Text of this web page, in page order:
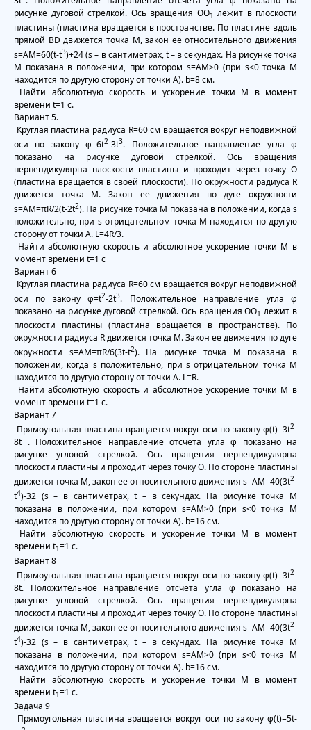
рисунке дуговой стрелкой. Ось вращения ОО1 лежит в плоскости
пластины (пластина вращается в пространстве. По пластине вдоль
прямой BD движется точка М, закон ее относительного движения
s=AM=60(t-t3)+24 (s – в сантиметрах, t – в секундах. На рисунке точка
М показана в положении, при котором s=АМ>0 (при s<0 точка М
находится по другую сторону от точки А). b=8 см.
Найти абсолютную скорость и ускорение точки М в момент
времени t=1 с.
Вариант 5.
Круглая пластина радиуса R=60 см вращается вокруг неподвижной
оси по закону φ=6t2-3t3. Положительное направление угла φ
показано на рисунке дуговой стрелкой. Ось вращения
перпендикулярна плоскости пластины и проходит через точку О
(пластина вращается в своей плоскости). По окружности радиуса R
движется точка М. Закон ее движения по дуге окружности
s=АМ=πR/2(t-2t2). На рисунке точка М показана в положении, когда s
положительно, при s отрицательном точка М находится по другую
сторону от точки А. L=4R/3.
Найти абсолютную скорость и абсолютное ускорение точки М в
момент времени t=1 с
Вариант 6
Круглая пластина радиуса R=60 см вращается вокруг неподвижной
оси по закону φ=t2-2t3. Положительное направление угла φ
показано на рисунке дуговой стрелкой. Ось вращения ОО1 лежит в
плоскости пластины (пластина вращается в пространстве). По
окружности радиуса R движется точка М. Закон ее движения по дуге
окружности s=АМ=πR/6(3t-t2). На рисунке точка М показана в
положении, когда s положительно, при s отрицательном точка М
находится по другую сторону от точки А. L=R.
Найти абсолютную скорость и абсолютное ускорение точки М в
момент времени t=1 с.
Вариант 7
Прямоугольная пластина вращается вокруг оси по закону φ(t)=3t2-
8t . Положительное направление отсчета угла φ показано на
рисунке угловой стрелкой. Ось вращения перпендикулярна
плоскости пластины и проходит через точку О. По стороне пластины
движется точка М, закон ее относительного движения s=AM=40(3t2-
t4)-32 (s – в сантиметрах, t – в секундах. На рисунке точка М
показана в положении, при котором s=АМ>0 (при s<0 точка М
находится по другую сторону от точки А). b=16 см.
Найти абсолютную скорость и ускорение точки М в момент
времени t1=1 с.
Вариант 8
Прямоугольная пластина вращается вокруг оси по закону φ(t)=3t2-
8t. Положительное направление отсчета угла φ показано на
рисунке угловой стрелкой. Ось вращения перпендикулярна
плоскости пластины и проходит через точку О. По стороне пластины
движется точка М, закон ее относительного движения s=AM=40(3t2-
t4)-32 (s – в сантиметрах, t – в секундах. На рисунке точка М
показана в положении, при котором s=АМ>0 (при s<0 точка М
находится по другую сторону от точки А). b=16 см.
Найти абсолютную скорость и ускорение точки М в момент
времени t1=1 с.
Задача 9
Прямоугольная пластина вращается вокруг оси по закону φ(t)=5t-